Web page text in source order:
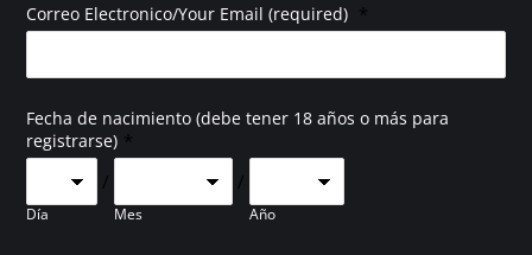
Correo Electronico/Your Email (required) *
Fecha de nacimiento (debe tener 18 años o más para
registrarse) *
Día
/
Mes
/
Año